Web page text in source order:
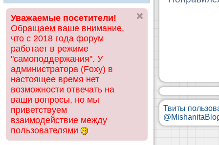
ск
Уважаемые посетители!
Обращаем ваше внимание,
что с 2018 года форум
работает в режиме
"самоподдержания". У
администратора (Foxy) в
настоящее время нет
возможности отвечать на
ваши вопросы, но мы
приветствуем
взаимодействие между
пользователями
Твиты